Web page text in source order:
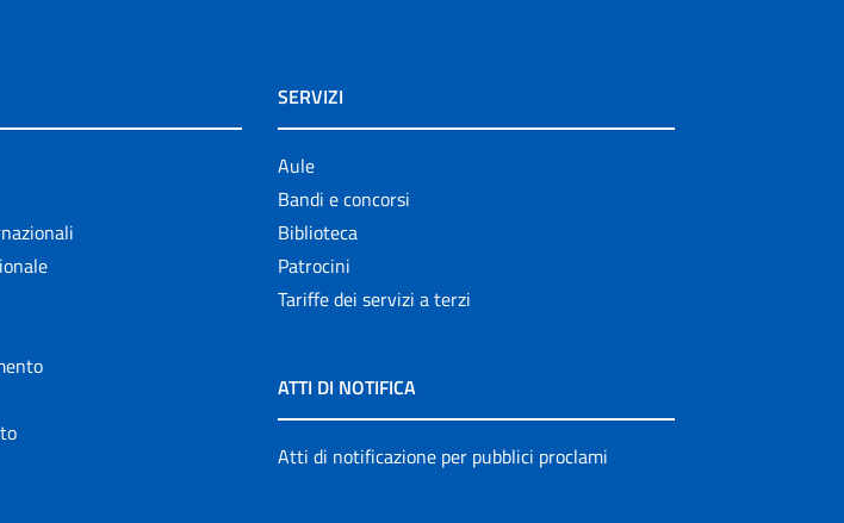
SERVIZI
Aule
Bandi e concorsi
Biblioteca
Patrocini
Tariffe dei servizi a terzi
ATTI DI NOTIFICA
Atti di notificazione per pubblici proclami